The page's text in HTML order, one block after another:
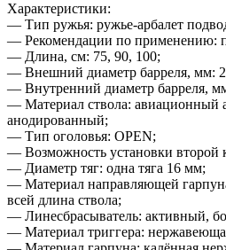
Характеристики:
— Тип ружья: ружье-арбалет
— Рекомендации по применению:
— Длина, см: 75, 90, 100;
— Внешний диаметр барреля, мм:
— Внутренний диаметр барреля,
— Материал ствола: авиационный
анодированный;
— Тип оголовья: OPEN;
— Возможность установки второй
— Диаметр тяг: одна тяга 16 мм;
— Материал направляющей
всей длина ствола;
— Линесбрасыватель: активный,
— Материал триггера: